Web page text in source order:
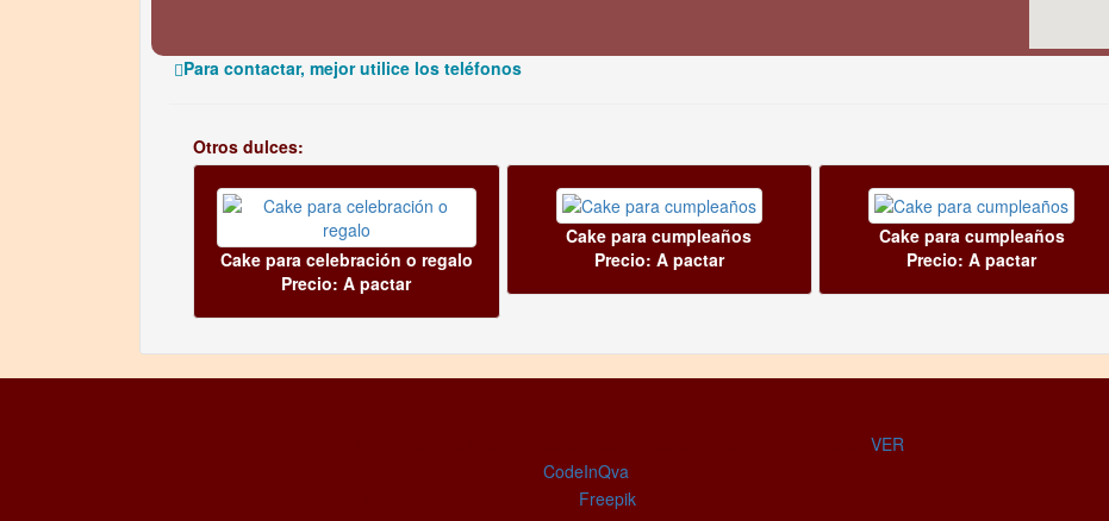
Para contactar, mejor utilice los teléfonos
Otros dulces:
Cake para celebración o regalo
Precio: A pactar
Cake para cumpleaños
Precio: A pactar
Cake para cumpleaños
Precio: A pactar
VER
CodeInQva
Freepik